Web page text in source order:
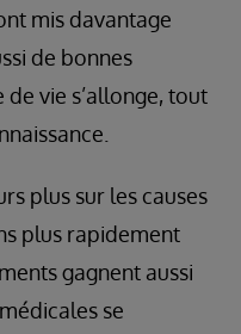
mis davantage
de bonnes
vie s’allonge, tout
plus sur les causes
plus rapidement
gagnent aussi
se